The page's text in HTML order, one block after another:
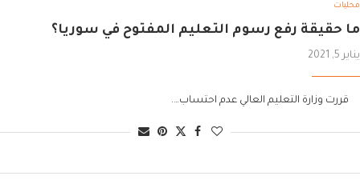
محليات
ما حقيقة رفع رسوم التعليم المفتوح في سوريا؟
يناير 5, 2021
قررت وزارة التعليم العالي عدم احتساب….